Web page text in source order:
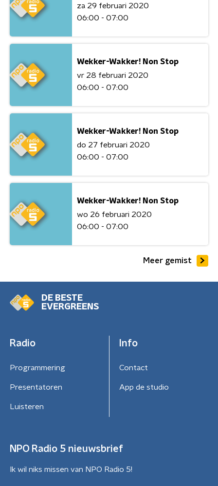
za 29 februari 2020
06:00 - 07:00
Wekker-Wakker! Non Stop
vr 28 februari 2020
06:00 - 07:00
Wekker-Wakker! Non Stop
do 27 februari 2020
06:00 - 07:00
Wekker-Wakker! Non Stop
wo 26 februari 2020
06:00 - 07:00
Meer gemist
DE BESTE
EVERGREENS
Radio
Programmering
Presentatoren
Luisteren
Info
Contact
App de studio
NPO Radio 5 nieuwsbrief
Ik wil niks missen van NPO Radio 5!